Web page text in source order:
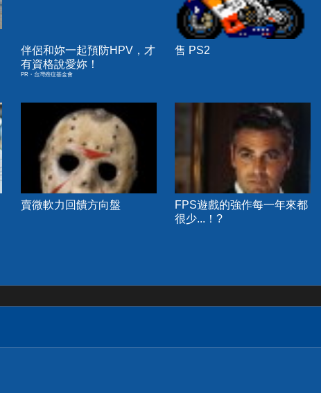
伴侶和妳一起預防HPV，才
有資格說愛妳！
PR・台灣癌症基金會
售 PS2
賣微軟力回饋方向盤
FPS遊戲的強作每一年來都
很少...！?